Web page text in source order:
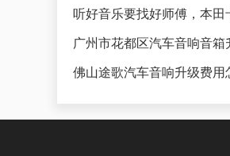
听好音乐要找好师傅，本
广州市花都区汽车音响音箱
佛山途歌汽车音响升级费用